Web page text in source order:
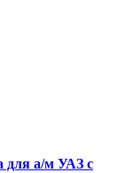
для а/м УАЗ с